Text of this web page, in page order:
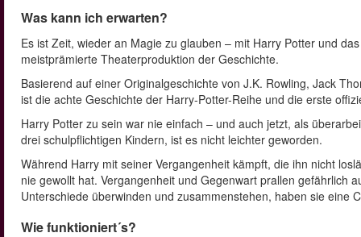
Was kann ich erwarten?
Es ist Zeit, wieder an Magie zu glauben – mit Harry Potter und
meistprämierte Theaterproduktion der Geschichte.
Basierend auf einer Originalgeschichte von J.K. Rowling, Jack
ist die achte Geschichte der Harry-Potter-Reihe und die erste
Harry Potter zu sein war nie einfach – und auch jetzt, als
drei schulpflichtigen Kindern, ist es nicht leichter geworden.
Während Harry mit seiner Vergangenheit kämpft, die ihn nicht
nie gewollt hat. Vergangenheit und Gegenwart prallen gefährlich
Unterschiede überwinden und zusammenstehen, haben sie eine
Wie funktioniert´s?